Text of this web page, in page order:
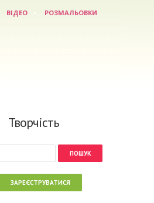
ВІДЕО РОЗМАЛЬОВКИ
Творчість
форма
ЗАРЕЄСТРУВАТИСЯ